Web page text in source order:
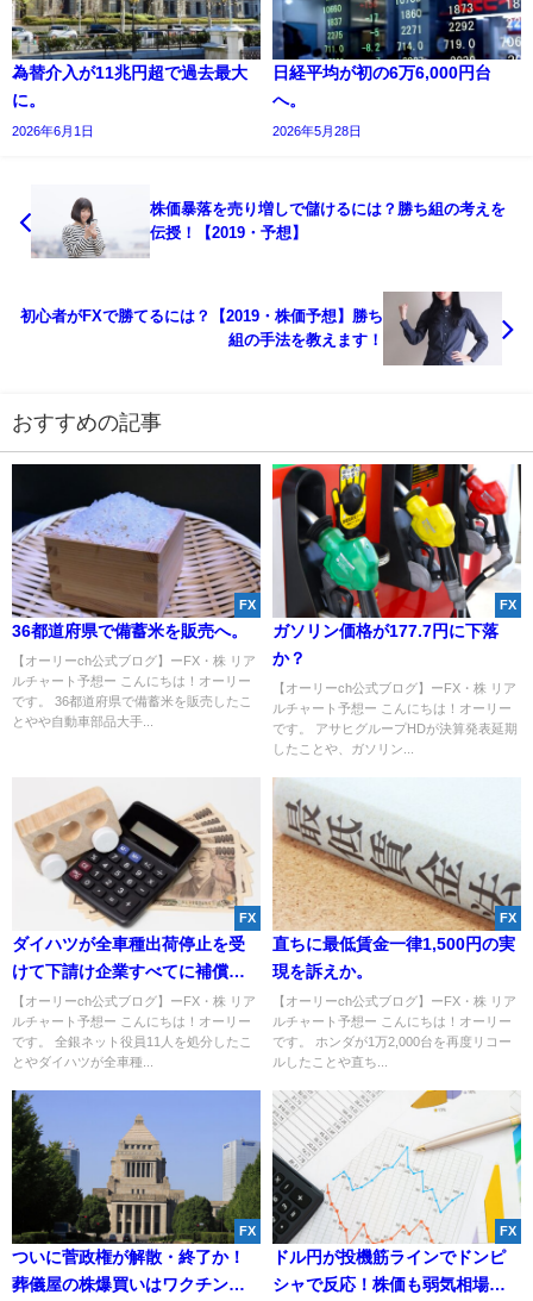
為替介入が11兆円超で過去最大
に。
2026年6月1日
日経平均が初の6万6,000円台
へ。
2026年5月28日
株価暴落を売り増しで儲けるには？勝ち組の考えを
伝授！【2019・予想】
初心者がFXで勝てるには？【2019・株価予想】勝ち
組の手法を教えます！
おすすめの記事
FX
36都道府県で備蓄米を販売へ。
【オーリーch公式ブログ】ーFX・株 リア
ルチャート予想ー こんにちは！オーリー
です。 36都道府県で備蓄米を販売したこ
とやや自動車部品大手...
FX
ガソリン価格が177.7円に下落
か？
【オーリーch公式ブログ】ーFX・株 リア
ルチャート予想ー こんにちは！オーリー
です。 アサヒグループHDが決算発表延期
したことや、ガソリン...
FX
ダイハツが全車種出荷停止を受
けて下請け企業すべてに補償
へ。
【オーリーch公式ブログ】ーFX・株 リア
ルチャート予想ー こんにちは！オーリー
です。 全銀ネット役員11人を処分したこ
とやダイハツが全車種...
FX
直ちに最低賃金一律1,500円の実
現を訴えか。
【オーリーch公式ブログ】ーFX・株 リア
ルチャート予想ー こんにちは！オーリー
です。 ホンダが1万2,000台を再度リコー
ルしたことや直ち...
FX
ついに菅政権が解散・終了か！
葬儀屋の株爆買いはワクチンに
FX
ドル円が投機筋ラインでドンピ
シャで反応！株価も弱気相場